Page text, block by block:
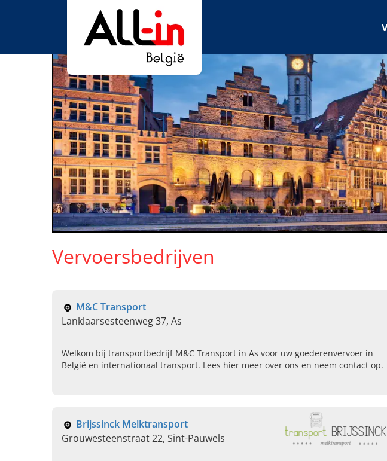
Vervoersbedrijven
M&C Transport
Lanklaarsesteenweg 37, As
Welkom bij transportbedrijf M&C Transport in As voor uw goederenvervoer in
België en internationaal transport. Lees hier meer over ons en neem contact op.
Brijssinck Melktransport
Grouwesteenstraat 22, Sint-Pauwels